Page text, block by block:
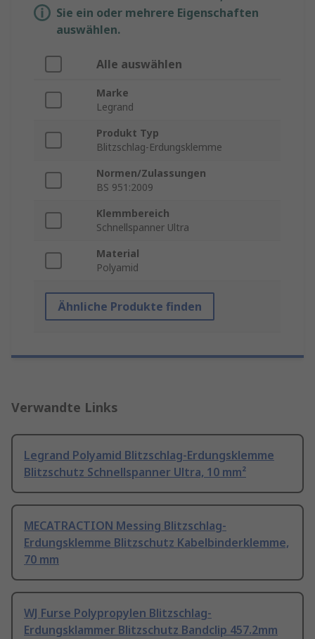
Sie ein oder mehrere Eigenschaften
auswählen.
Alle auswählen
Marke
Legrand
Produkt Typ
Blitzschlag-Erdungsklemme
Normen/Zulassungen
BS 951:2009
Klemmbereich
Schnellspanner Ultra
Material
Polyamid
Ähnliche Produkte finden
Verwandte Links
Legrand Polyamid Blitzschlag-Erdungsklemme
Blitzschutz Schnellspanner Ultra, 10 mm²
MECATRACTION Messing Blitzschlag-
Erdungsklemme Blitzschutz Kabelbinderklemme,
70 mm
WJ Furse Polypropylen Blitzschlag-
Erdungsklammer Blitzschutz Bandclip 457.2mm